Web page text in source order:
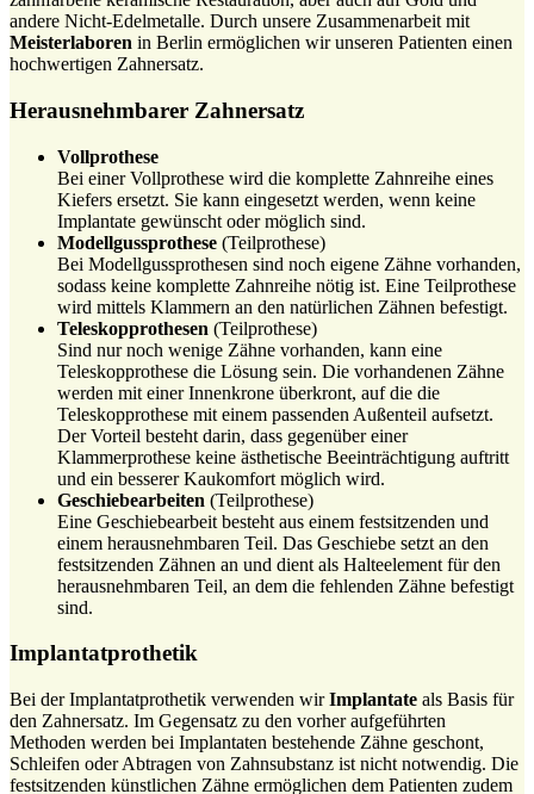
andere Nicht-Edelmetalle. Durch unsere Zusammenarbeit mit
Meisterlaboren in Berlin ermöglichen wir unseren Patienten einen
hochwertigen Zahnersatz.
Herausnehmbarer Zahnersatz
Vollprothese
Bei einer Vollprothese wird die komplette Zahnreihe eines
Kiefers ersetzt. Sie kann eingesetzt werden, wenn keine
Implantate gewünscht oder möglich sind.
Modellgussprothese (Teilprothese)
Bei Modellgussprothesen sind noch eigene Zähne vorhanden,
sodass keine komplette Zahnreihe nötig ist. Eine Teilprothese
wird mittels Klammern an den natürlichen Zähnen befestigt.
Teleskopprothesen (Teilprothese)
Sind nur noch wenige Zähne vorhanden, kann eine
Teleskopprothese die Lösung sein. Die vorhandenen Zähne
werden mit einer Innenkrone überkront, auf die die
Teleskopprothese mit einem passenden Außenteil aufsetzt.
Der Vorteil besteht darin, dass gegenüber einer
Klammerprothese keine ästhetische Beeinträchtigung auftritt
und ein besserer Kaukomfort möglich wird.
Geschiebearbeiten (Teilprothese)
Eine Geschiebearbeit besteht aus einem festsitzenden und
einem herausnehmbaren Teil. Das Geschiebe setzt an den
festsitzenden Zähnen an und dient als Halteelement für den
herausnehmbaren Teil, an dem die fehlenden Zähne befestigt
sind.
Implantatprothetik
Bei der Implantatprothetik verwenden wirImplantate als Basis für
den Zahnersatz. Im Gegensatz zu den vorher aufgeführten
Methoden werden bei Implantaten bestehende Zähne geschont,
Schleifen oder Abtragen von Zahnsubstanz ist nicht notwendig. Die
festsitzenden künstlichen Zähne ermöglichen dem Patienten zudem